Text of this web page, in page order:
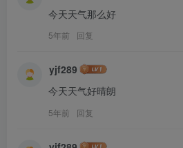
今天天气那么好
5年前 回复
yjf289
今天天气好晴朗
5年前 回复